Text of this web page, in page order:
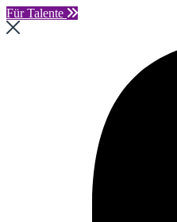
Für Talente